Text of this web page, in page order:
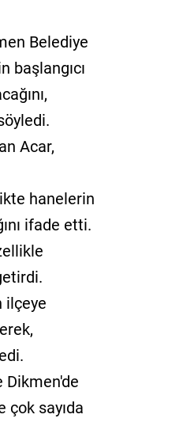
Belediye
başlangıcı
Acar,
hanelerin
ifade etti.
ilçeye
Dikmen'de
sayıda